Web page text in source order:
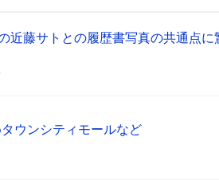
近藤サトとの履歴書写真の共通点に
ウンシティモールなど